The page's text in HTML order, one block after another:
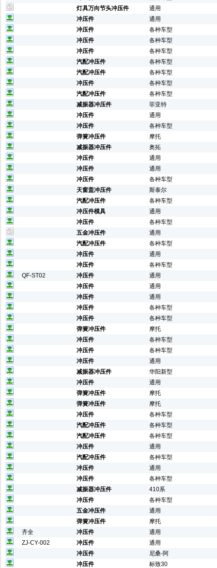
灯具万向节头冲压件
通用
冲压件
通用
冲压件
各种车型
冲压件
各种车型
冲压件
各种车型
汽配冲压件
各种车型
汽配冲压件
各种车型
冲压件
各种车型
汽配冲压件
各种车型
减振器冲压件
菲亚特
冲压件
通用
冲压件
各种车型
弹簧冲压件
摩托
减振器冲压件
奥拓
冲压件
通用
冲压件
通用
冲压件
各种车型
天窗盖冲压件
斯泰尔
汽配冲压件
各种车型
冲压件模具
通用
冲压件
各种车型
五金冲压件
通用
汽配冲压件
各种车型
冲压件
通用
冲压件
各种车型
QF-ST02
冲压件
通用
冲压件
通用
冲压件
通用
冲压件
各种车型
冲压件
各种车型
弹簧冲压件
摩托
冲压件
各种车型
冲压件
各种车型
冲压件
通用
减振器冲压件
华阳新型
冲压件
通用
弹簧冲压件
摩托
弹簧冲压件
摩托
冲压件
各种车型
汽配冲压件
各种车型
汽配冲压件
各种车型
冲压件
通用
汽配冲压件
各种车型
冲压件
通用
冲压件
各种车型
减振器冲压件
410系
冲压件
各种车型
五金冲压件
通用
弹簧冲压件
摩托
齐全
冲压件
通用
ZJ-CY-002
冲压件
通用
冲压件
尼桑-阿
冲压件
标致30